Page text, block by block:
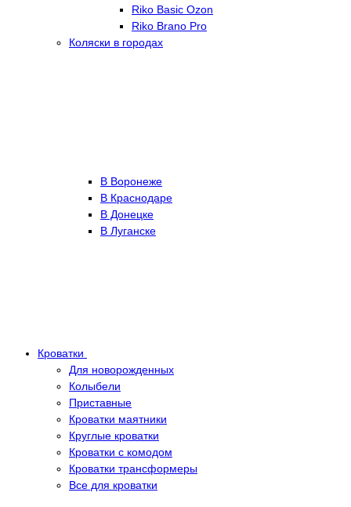
Riko Basic Ozon
Riko Brano Pro
Коляски в городах
В Воронеже
В Краснодаре
В Донецке
В Луганске
Кроватки
Для новорожденных
Колыбели
Приставные
Кроватки маятники
Круглые кроватки
Кроватки с комодом
Кроватки трансформеры
Все для кроватки